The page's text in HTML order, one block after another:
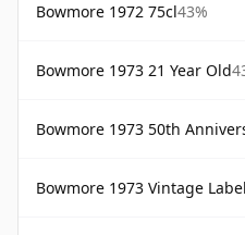
Bowmore 1972 75cl43%
Bowmore 1973 21 Year Old
Bowmore 1973 50th
Bowmore 1973 Vintage Label